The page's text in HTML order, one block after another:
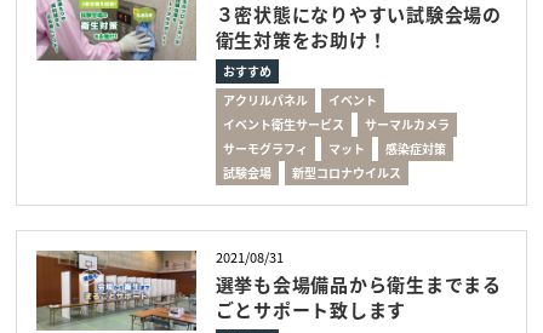
３密状態になりやすい試験会場の
衛生対策をお助け！
おすすめ
アクリルパネル
イベント
イベント衛生サービス
サーマルカメラ
サーモグラフィ
マット
感染症対策
試験会場
新型コロナウイルス
2021/08/31
選挙も会場備品から衛生までまる
ごとサポート致します